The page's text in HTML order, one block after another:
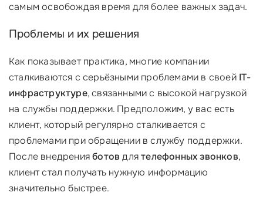
самым освобождая время для более важных задач.
Проблемы и их решения
Как показывает практика, многие компании
сталкиваются с серьёзными проблемами в своей IT-
инфраструктуре, связанными с высокой нагрузкой
на службы поддержки. Предположим, у вас есть
клиент, который регулярно сталкивается с
проблемами при обращении в службу поддержки.
После внедренияботов длятелефонных звонков,
клиент стал получать нужную информацию
значительно быстрее.